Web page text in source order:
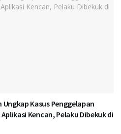
Kasus Penggelapan
Kencan, Pelaku Dibekuk di